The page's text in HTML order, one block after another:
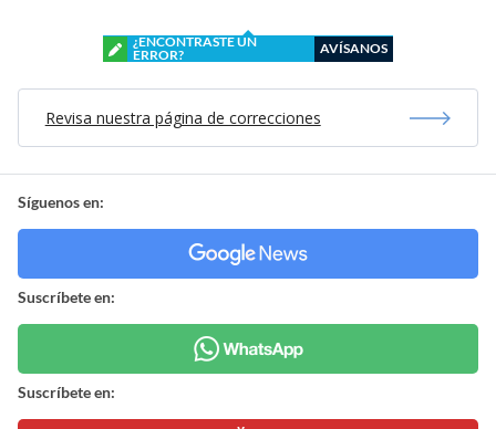
¿ENCONTRASTE UN
ERROR?
AVÍSANOS
Revisa nuestra página de correcciones
Síguenos en:
Suscríbete en:
Suscríbete en: